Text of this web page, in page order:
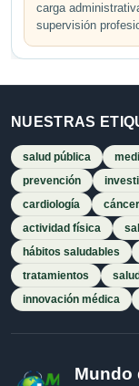
carga
supervisión
NUESTRAS
salud pública
prevención
cardiología
cáncer
actividad física
hábitos saludables
tratamientos
innovación médica
Mundo